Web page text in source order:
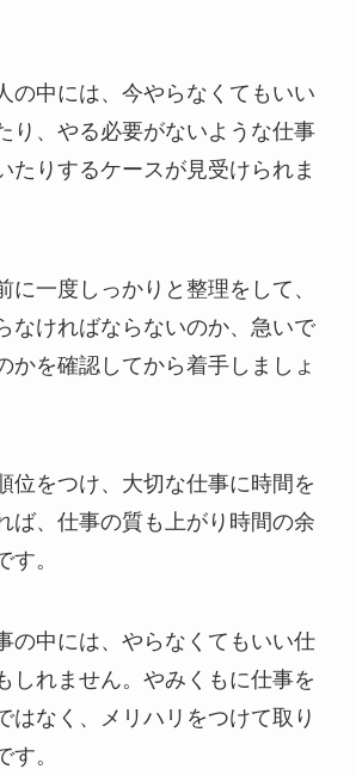
の中には、今やらなくてもいい
り、やる必要がないような仕事
たりするケースが見受けられま
に一度しっかりと整理をして、
なければならないのか、急いで
かを確認してから着手しましょ
位をつけ、大切な仕事に時間を
ば、仕事の質も上がり時間の余
す。
の中には、やらなくてもいい仕
しれません。やみくもに仕事を
はなく、メリハリをつけて取り
す。